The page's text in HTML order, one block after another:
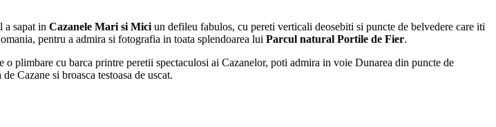
a sapat in Cazanele Mari si Mici un defileu fabulos, cu pereti verticali deosebiti si puncte de belvedere care iti
pentru a admira si fotografia in toata splendoarea lui Parcul natural Portile de Fier.
o plimbare cu barca printre peretii spectaculosi ai Cazanelor, poti admira in voie Dunarea din puncte de
Cazane si broasca testoasa de uscat.